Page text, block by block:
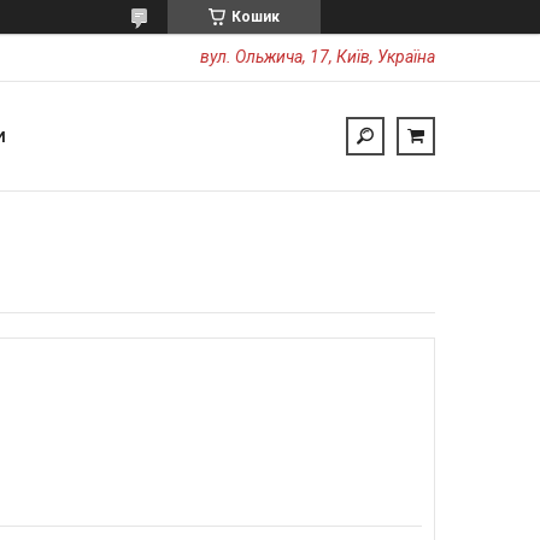
Кошик
вул. Ольжича, 17, Київ, Україна